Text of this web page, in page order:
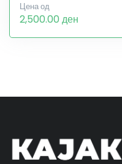
Цена од
2,500.00 ден